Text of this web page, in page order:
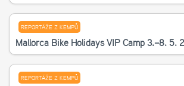
REPORTÁŽE Z KEMPŮ
Mallorca Bike Holidays VIP Camp 3.–8. 5.
REPORTÁŽE Z KEMPŮ